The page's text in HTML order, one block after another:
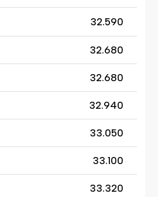
32.590
32.680
32.680
32.940
33.050
33.100
33.320